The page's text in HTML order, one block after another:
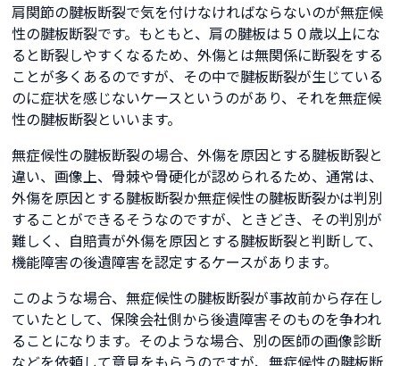
肩関節の腱板断裂で気を付けなければならないのが無症候
性の腱板断裂です。もともと、肩の腱板は５０歳以上にな
ると断裂しやすくなるため、外傷とは無関係に断裂をする
ことが多くあるのですが、その中で腱板断裂が生じている
のに症状を感じないケースというのがあり、それを無症候
性の腱板断裂といいます。
無症候性の腱板断裂の場合、外傷を原因とする腱板断裂と
違い、画像上、骨棘や骨硬化が認められるため、通常は、
外傷を原因とする腱板断裂か無症候性の腱板断裂かは判別
することができるそうなのですが、ときどき、その判別が
難しく、自賠責が外傷を原因とする腱板断裂と判断して、
機能障害の後遺障害を認定するケースがあります。
このような場合、無症候性の腱板断裂が事故前から存在し
ていたとして、保険会社側から後遺障害そのものを争われ
ることになります。そのような場合、別の医師の画像診断
などを依頼して意見をもらうのですが、無症候性の腱板断